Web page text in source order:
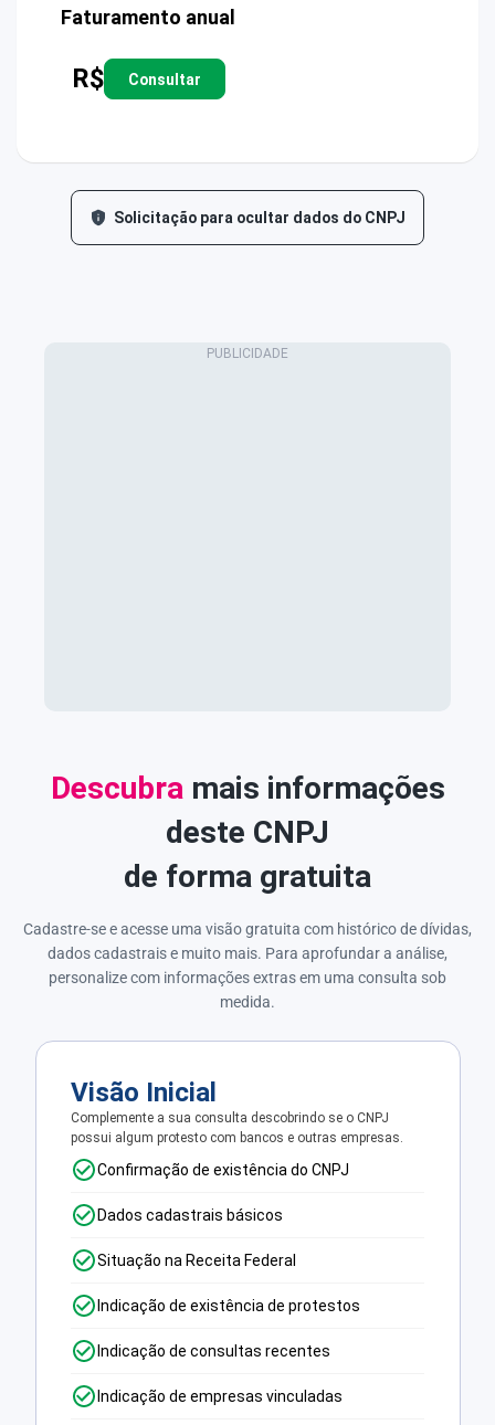
Faturamento anual
R$ Consultar
Solicitação para ocultar dados do CNPJ
Descubramais informações
deste CNPJ
de forma gratuita
Cadastre-se e acesse uma visão gratuita com histórico de dívidas,
dados cadastrais e muito mais. Para aprofundar a análise,
personalize com informações extras em uma consulta sob
medida.
Visão Inicial
Complemente a sua consulta descobrindo se o CNPJ
possui algum protesto com bancos e outras empresas.
Confirmação de existência do CNPJ
Dados cadastrais básicos
Situação na Receita Federal
Indicação de existência de protestos
Indicação de consultas recentes
Indicação de empresas vinculadas